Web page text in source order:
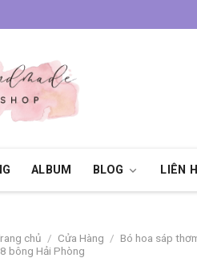
ALBUM BLOG LIÊN
chủ / Cửa Hàng / Bó hoa sáp
bông Hải Phòng